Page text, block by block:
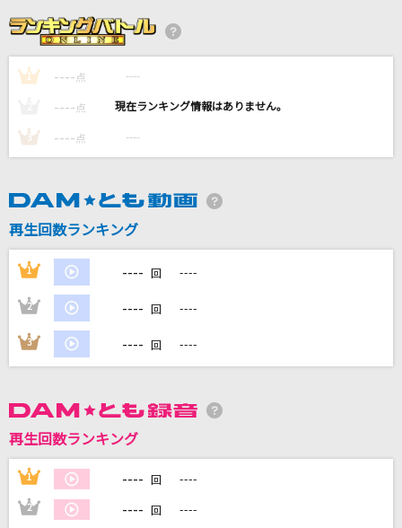
岩崎宏美(益田宏美)
[生音]マリーゴールド
[生音]SUMMER SONG
Chevon
カラオケ最新情報をチェック！
1 ---- 点 ----
---- 点 ----
3 ---- 点 ----
再生回数ランキング
1 ---- 回 ----
2 ---- 回 ----
3 ---- 回 ----
再生回数ランキング
1 ---- 回 ----
2 ---- 回 ----